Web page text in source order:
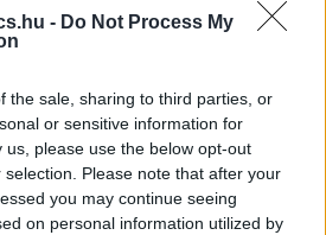
- Do Not Process My
the sale, sharing to third parties, or
or sensitive information for
please use the below opt-out
Please note that after your
you may continue seeing
on personal information utilized by